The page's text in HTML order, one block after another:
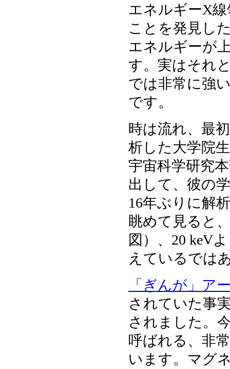
エネルギーX
ことを発見し
エネルギーが
す。実はそれ
では非常に強
です。
時は流れ、最
析した大学院
宇宙科学研究
出して、彼の
16年ぶりに解
眺めて見ると
図）、20 keV
えているでは
「ぎんが」ア
されていた事
されました。
呼ばれる、非
います。マグ